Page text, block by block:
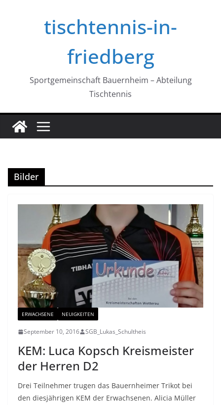
tischtennis-in-
friedberg
Sportgemeinschaft Bauernheim – Abteilung
Tischtennis
Bilder
ERWACHSENE NEUIGKEITEN
September 10, 2016 SGB_Lukas_Schultheis
KEM: Luca Kopsch Kreismeister
der Herren D2
Drei Teilnehmer trugen das Bauernheimer Trikot bei
den diesjährigen KEM der Erwachsenen. Alicia Müller